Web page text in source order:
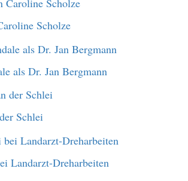
Scholze
als Dr. Jan Bergmann
Schlei
Landarzt-Dreharbeiten